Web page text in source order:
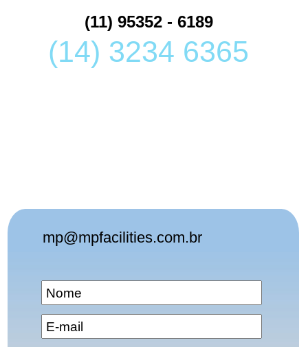
(11) 95352 - 6189
(14) 3234 6365
mp@mpfacilities.com.br